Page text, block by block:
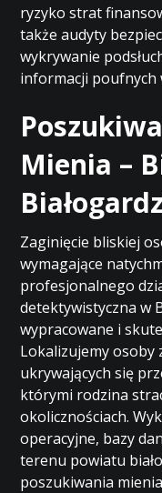
ryzyko strat
także audyty
wykrywanie
informacji poufnych
Mienia –
Zaginięcie bliskiej
wymagające
profesjonalnego
detektywistyczna w
wypracowane i
Lokalizujemy osoby
ukrywających się
którymi rodzina
okolicznościach.
operacyjne, bazy
terenu powiatu
poszukiwania